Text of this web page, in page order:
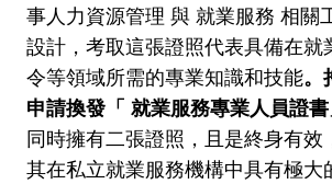
事人力資源管理 與 就業服務 相關
設計，考取這張證照代表具備在就
令等領域所需的專業知識和技能。
申請換發「 就業服務專業人員證書
同時擁有二張證照，且是終身有效
其在私立就業服務機構中具有極大